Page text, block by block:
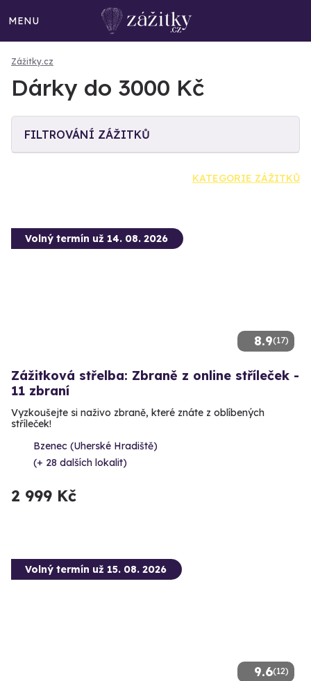
MENU
Zážitky.cz
Dárky do 3000 Kč
FILTROVÁNÍ ZÁŽITKŮ
KATEGORIE ZÁŽITKŮ
8.9(17)
Volný termín už 14. 08. 2026
Zážitková střelba: Zbraně z online stříleček -
11 zbraní
Vyzkoušejte si naživo zbraně, které znáte z oblíbených
stříleček!
Bzenec (Uherské Hradiště)
(+ 28 dalších lokalit)
2 999 Kč
9.6(12)
Volný termín už 15. 08. 2026